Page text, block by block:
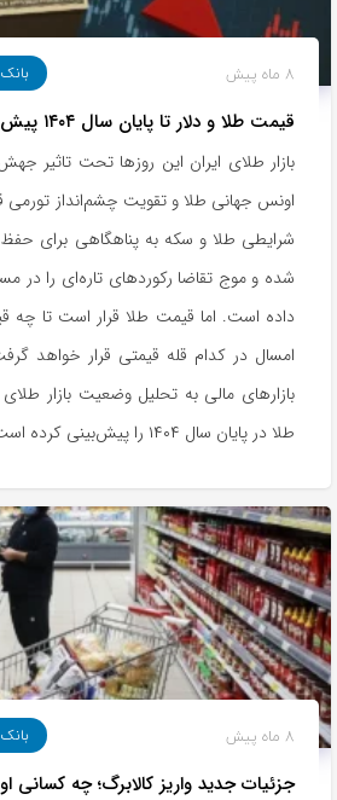
8 ماه پیش
قیمت طلا و دلار تا پایان سال ۱۴۰۴ پیش بینی شد
بازار طلای ایران این روزها تحت تاثیر
اونس جهانی طلا و تقویت چشم‌انداز تورمی
شرایطی طلا و سکه به پناهگاهی برای
شده و موج تقاضا رکوردهای تاره‌ای را در
داده است. اما قیمت طلا قرار است تا چه
امسال در کدام قله قیمتی قرار خواهد
بازارهای مالی به تحلیل وضعیت بازار
طلا در پایان سال ۱۴۰۴ را پیش‌بینی کرده است.
8 ماه پیش
جزئیات جدید واریز کالابرگ؛ چه کسانی